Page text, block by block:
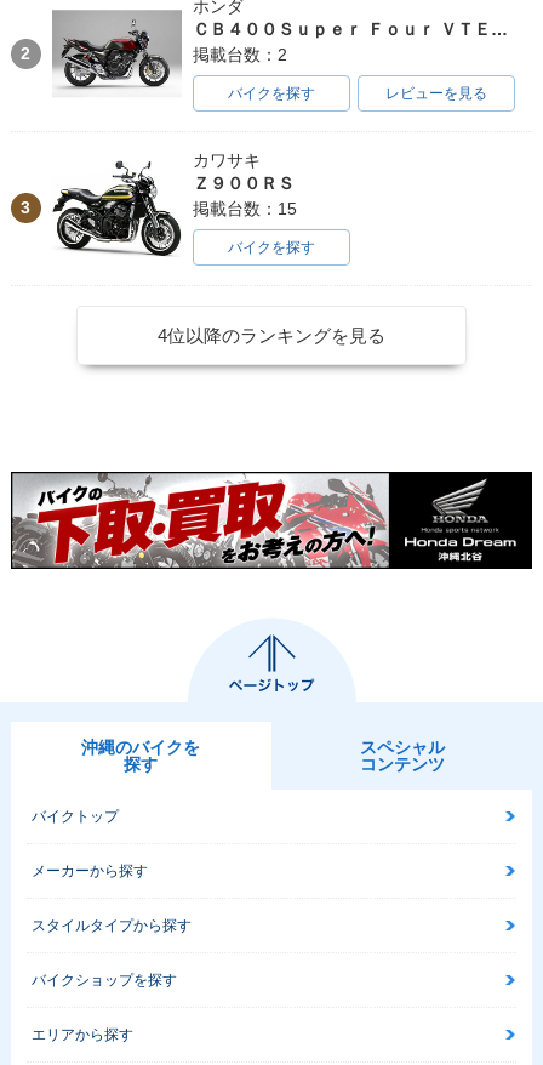
2
ホンダ
ＣＢ４００Ｓｕｐｅｒ Ｆｏｕｒ ＶＴＥＣ ＳＰＥＣ３
掲載台数：2
バイクを探す レビューを見る
3
カワサキ
Ｚ９００ＲＳ
掲載台数：15
バイクを探す
4位以降のランキングを見る
沖縄のバイクを
探す
スペシャル
コンテンツ
バイクトップ
メーカーから探す
スタイルタイプから探す
バイクショップを探す
エリアから探す